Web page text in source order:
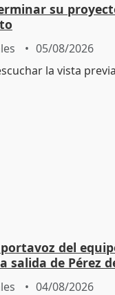
su
05/08/2026
del
salida de Pérez
04/08/2026